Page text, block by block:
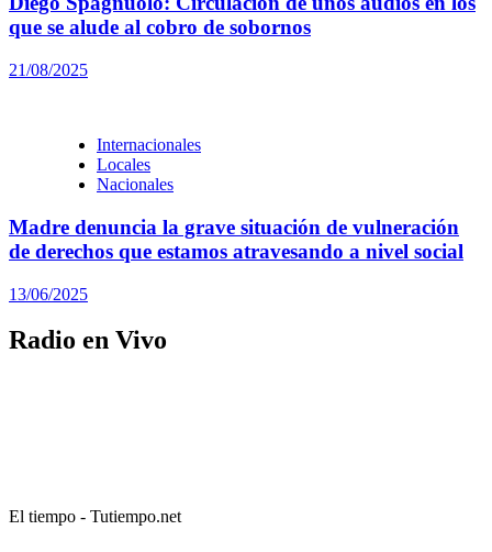
que se alude al cobro de sobornos
21/08/2025
Internacionales
Locales
Nacionales
Madre denuncia la grave situación de vulneración
de derechos que estamos atravesando a nivel social
13/06/2025
Radio en Vivo
El tiempo - Tutiempo.net